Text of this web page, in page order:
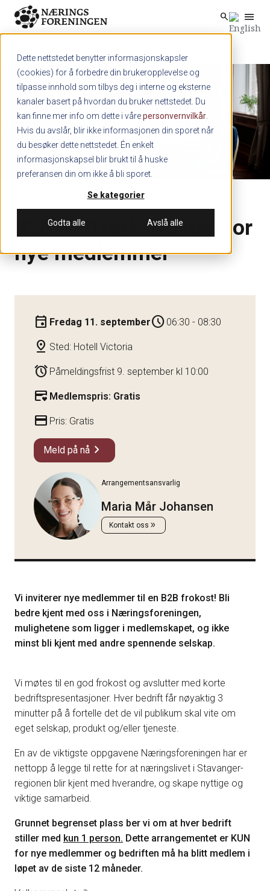
Dette nettstedet benytter informasjonskapsler
(cookies) for å forbedre din brukeropplevelse og
tilpasse innhold som tilbys deg i interne og eksterne
kanaler basert på hvordan du bruker nettstedet. Du
kan finne mer info om dette i vårepersonvernvilkår
Hvis du avslår, blir ikke informasjonen din sporet når
du besøker dette nettstedet. Én enkelt
informasjonskapsel blir brukt til å huske
preferansen din om ikke å bli sporet.
Se kategorier
Godta alle Avslå alle
Skip to main content search menu
B2B Nettverksfrokost for
nye medlemmer
event Fredag 11. septemberschedule 06:30 - 08:30
pin_drop Sted: Hotell Victoria
alarm Påmeldingsfrist 9. september kl 10:00
credit_card_heart Medlemspris: Gratis
credit_card Pris: Gratis
Meld på nå chevron_right
Arrangementsansvarlig
Maria Mår Johansen
Kontakt oss double_arrow
Vi inviterer nye medlemmer til en B2B frokost! Bli
bedre kjent med oss i Næringsforeningen,
mulighetene som ligger i medlemskapet, og ikke
minst bli kjent med andre spennende selskap.
Vi møtes til en god frokost og avslutter med korte
bedriftspresentasjoner. Hver bedrift får nøyaktig 3
minutter på å fortelle det de vil publikum skal vite om
eget selskap, produkt og/eller tjeneste.
En av de viktigste oppgavene Næringsforeningen har er
nettopp å legge til rette for at næringslivet i Stavanger-
regionen blir kjent med hverandre, og skape nyttige og
viktige samarbeid.
Grunnet begrenset plass ber vi om at hver bedrift
stiller med kun 1 person. Dette arrangementet er KUN
for nye medlemmer og bedriften må ha blitt medlem i
løpet av de siste 12 måneder.